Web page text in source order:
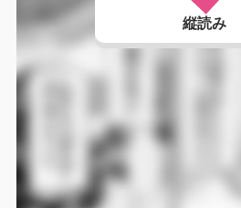
縦読み